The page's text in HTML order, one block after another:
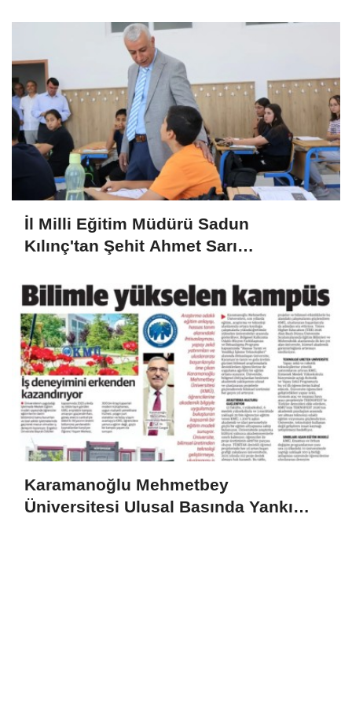
İl Milli Eğitim Müdürü Sadun
Kılınç'tan Şehit Ahmet Sarı
Karamanoğlu Mehmetbey
Üniversitesi Ulusal Basında Yankı